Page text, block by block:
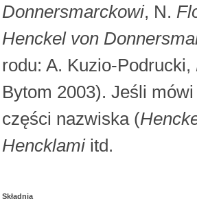
Donnersmarckowi, N.
Henckel von
rodu: A. Kuzio-Podrucki,
Bytom 2003). Jeśli
części nazwiska (
Hencklamiitd.
Składnia